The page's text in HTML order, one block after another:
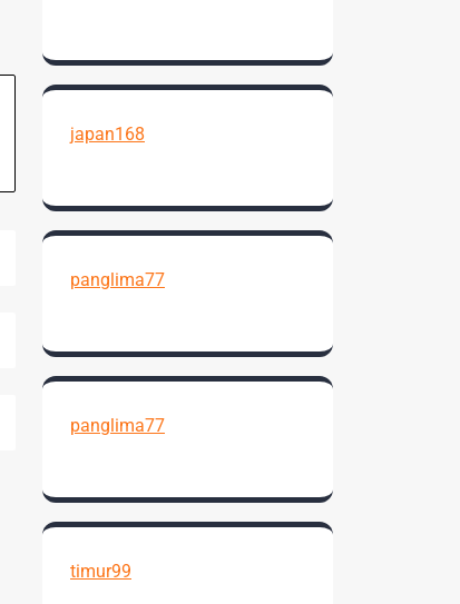
japan168
panglima77
panglima77
timur99